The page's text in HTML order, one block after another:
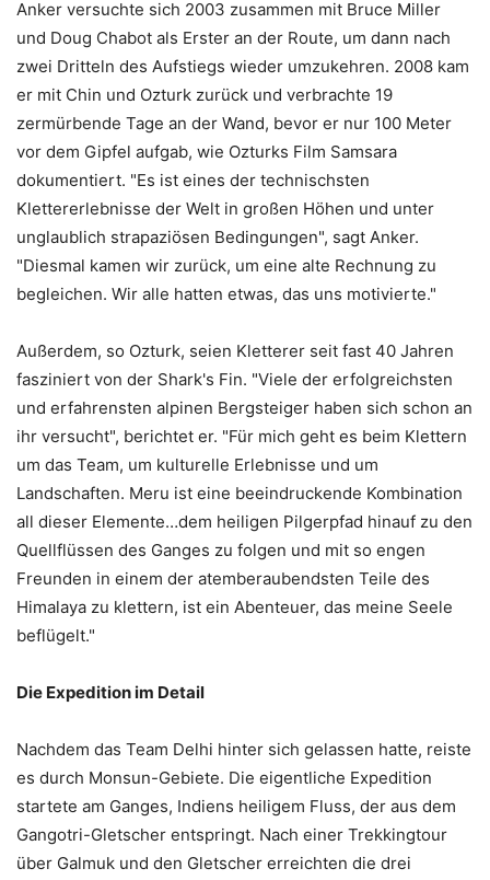
Anker versuchte sich 2003 zusammen mit Bruce Miller
und Doug Chabot als Erster an der Route, um dann nach
zwei Dritteln des Aufstiegs wieder umzukehren. 2008 kam
er mit Chin und Ozturk zurück und verbrachte 19
zermürbende Tage an der Wand, bevor er nur 100 Meter
vor dem Gipfel aufgab, wie Ozturks Film Samsara
dokumentiert. "Es ist eines der technischsten
Klettererlebnisse der Welt in großen Höhen und unter
unglaublich strapaziösen Bedingungen", sagt Anker.
"Diesmal kamen wir zurück, um eine alte Rechnung zu
begleichen. Wir alle hatten etwas, das uns motivierte."
Außerdem, so Ozturk, seien Kletterer seit fast 40 Jahren
fasziniert von der Shark's Fin. "Viele der erfolgreichsten
und erfahrensten alpinen Bergsteiger haben sich schon an
ihr versucht", berichtet er. "Für mich geht es beim Klettern
um das Team, um kulturelle Erlebnisse und um
Landschaften. Meru ist eine beeindruckende Kombination
all dieser Elemente…dem heiligen Pilgerpfad hinauf zu den
Quellflüssen des Ganges zu folgen und mit so engen
Freunden in einem der atemberaubendsten Teile des
Himalaya zu klettern, ist ein Abenteuer, das meine Seele
beflügelt."
Die Expedition im Detail
Nachdem das Team Delhi hinter sich gelassen hatte, reiste
es durch Monsun-Gebiete. Die eigentliche Expedition
startete am Ganges, Indiens heiligem Fluss, der aus dem
Gangotri-Gletscher entspringt. Nach einer Trekkingtour
über Galmuk und den Gletscher erreichten die drei